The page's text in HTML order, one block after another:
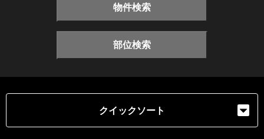
物件検索
部位検索
クイックソート